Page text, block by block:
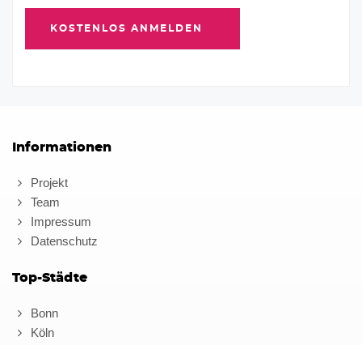
Informationen
Projekt
Team
Impressum
Datenschutz
Top-Städte
Bonn
Köln